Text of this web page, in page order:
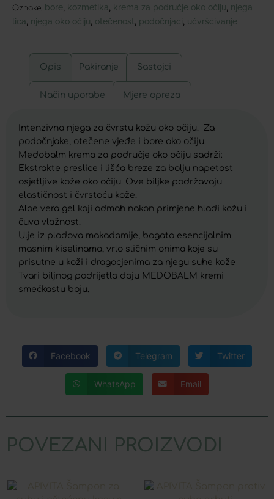
Oznake: bore kozmetika krema za područje oko očiju njega
lica njega oko očiju otečenost podočnjaci učvršćivanje
Opis Pakiranje Sastojci
Način uporabe Mjere opreza
Intenzivna njega za čvrstu kožu oko očiju. Za
podočnjake, otečene vjeđe i bore oko očiju.
Medobalm krema za područje oko očiju sadrži:
Ekstrakte preslice i lišća breze za bolju napetost
osjetljive kože oko očiju. Ove biljke podržavaju
elastičnost i čvrstoću kože.
Aloe vera gel koji odmah nakon primjene hladi kožu i
čuva vlažnost.
Ulje iz plodova makadamije, bogato esencijalnim
masnim kiselinama, vrlo sličnim onima koje su
prisutne u koži i dragocjenima za njegu suhe kože
Tvari biljnog podrijetla daju MEDOBALM kremi
smećkastu boju.
Facebook Telegram Twitter
WhatsApp Email
POVEZANI PROIZVODI